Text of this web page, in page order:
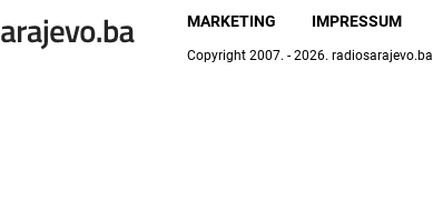
MARKETING IMPRESSUM
Copyright 2007. - 2026. radiosarajevo.ba